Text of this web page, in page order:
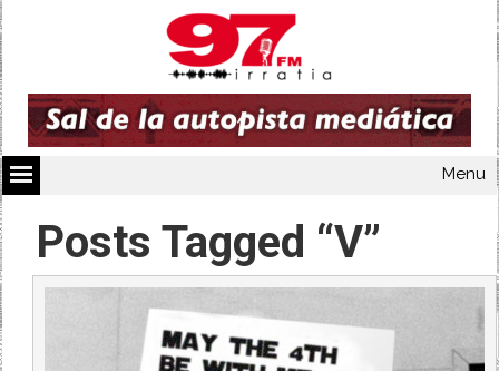
Menu
Posts Tagged “V”